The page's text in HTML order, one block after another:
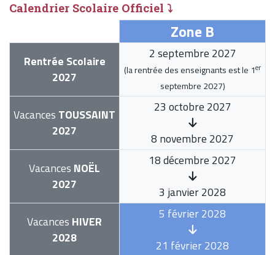
Calendrier Scolaire Officiel ⤵
Zone B
Rentrée Scolaire
2027
2 septembre 2027
(la rentrée des enseignants est le 1er
septembre 2027)
Vacances TOUSSAINT
2027
23 octobre 2027
8 novembre 2027
Vacances NOËL
2027
18 décembre 2027
3 janvier 2028
Vacances HIVER
2028
5 février 2028
21 février 2028